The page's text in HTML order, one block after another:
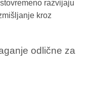
razvijaju
kroz
odlične za